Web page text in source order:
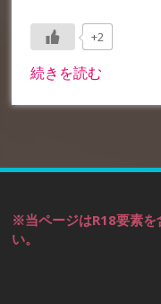
+2
続きを読む
※当ページはR18要素を
い。